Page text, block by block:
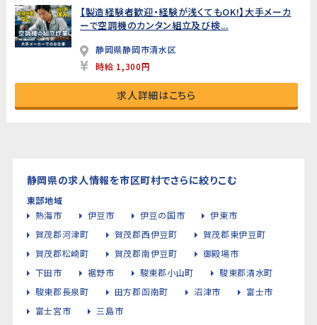
【製造経験者歓迎・経験が浅くてもOK!】大手メーカ
ーで空調機のカンタン組立及び検...
静岡県静岡市清水区
時給 1,300円
求人詳細はこちら
静岡県の求人情報を市区町村でさらに絞りこむ
東部地域
熱海市
伊豆市 伊豆の国市
伊東市
賀茂郡河津町
賀茂郡西伊豆町
賀茂郡東伊豆町
賀茂郡松崎町
賀茂郡南伊豆町
御殿場市
下田市
裾野市 駿東郡小山町
駿東郡清水町
駿東郡長泉町
田方郡函南町 沼津市
富士市
富士宮市
三島市